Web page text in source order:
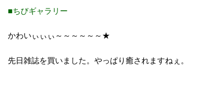
■ちびギャラリー
かわいぃぃぃ～～～～～～★
先日雑誌を買いました。やっぱり癒されますねぇ。